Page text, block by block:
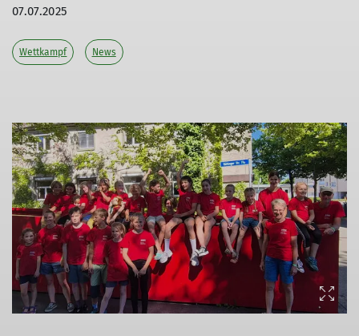
07.07.2025
Wettkampf News